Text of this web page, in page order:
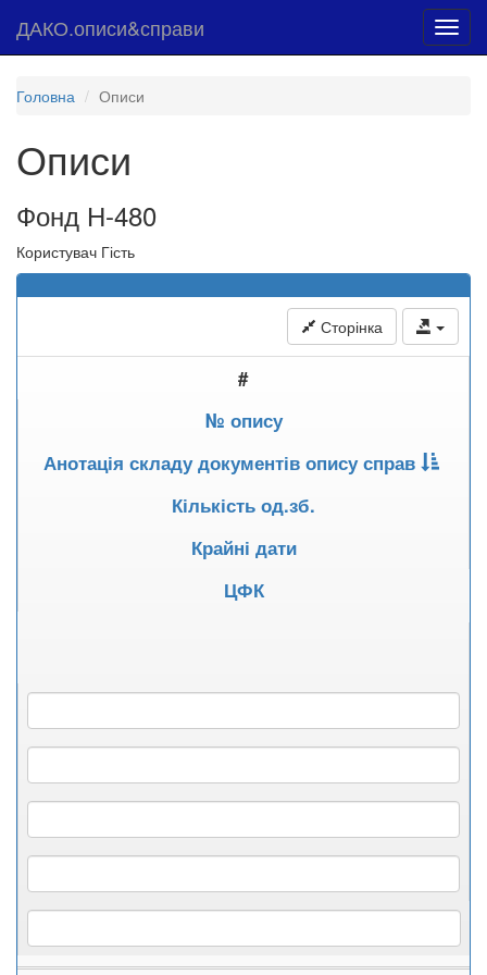
ДАКО.описи&справи
Головна Описи
Описи
Фонд Н-480
Користувач Гість
Сторінка
#
№ опису
Анотація складу документів опису справ
Кількість од.зб.
Крайні дати
ЦФК